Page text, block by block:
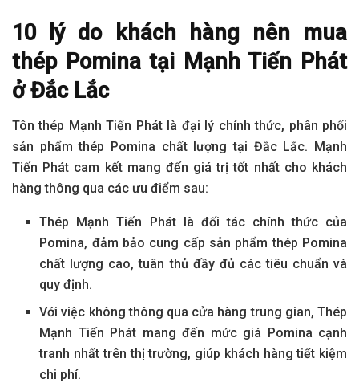
10 lý do khách hàng nên mua
thép Pomina tại Mạnh Tiến Phát
ở Đắc Lắc
Tôn thép Mạnh Tiến Phát là đại lý chính thức, phân phối
sản phẩm thép Pomina chất lượng tại Đắc Lắc. Mạnh
Tiến Phát cam kết mang đến giá trị tốt nhất cho khách
hàng thông qua các ưu điểm sau:
Thép Mạnh Tiến Phát là đối tác chính thức của
Pomina, đảm bảo cung cấp sản phẩm thép Pomina
chất lượng cao, tuân thủ đầy đủ các tiêu chuẩn và
quy định.
Với việc không thông qua cửa hàng trung gian, Thép
Mạnh Tiến Phát mang đến mức giá Pomina cạnh
tranh nhất trên thị trường, giúp khách hàng tiết kiệm
chi phí.